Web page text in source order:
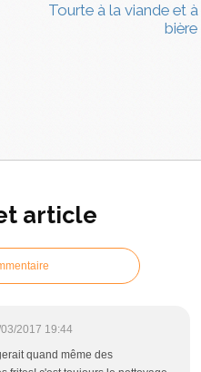
Tourte à la viande et
bière
article
2017 19:44
quand même des